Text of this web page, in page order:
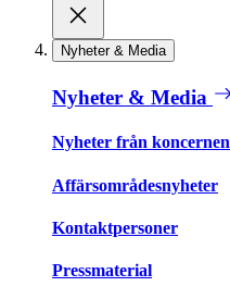
Nyheter & Media
Nyheter & Media
Nyheter från koncernen
Affärsområdesnyheter
Kontaktpersoner
Pressmaterial